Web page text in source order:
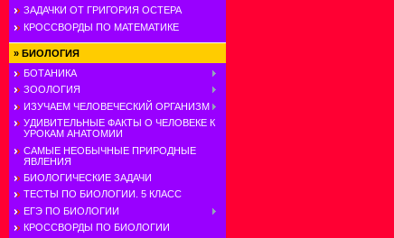
ЗАДАЧКИ ОТ ГРИГОРИЯ ОСТЕРА
КРОССВОРДЫ ПО МАТЕМАТИКЕ
» БИОЛОГИЯ
БОТАНИКА
ЗООЛОГИЯ
ИЗУЧАЕМ ЧЕЛОВЕЧЕСКИЙ ОРГАНИЗМ
УДИВИТЕЛЬНЫЕ ФАКТЫ О ЧЕЛОВЕКЕ К
УРОКАМ АНАТОМИИ
САМЫЕ НЕОБЫЧНЫЕ ПРИРОДНЫЕ
ЯВЛЕНИЯ
БИОЛОГИЧЕСКИЕ ЗАДАЧИ
ТЕСТЫ ПО БИОЛОГИИ. 5 КЛАСС
ЕГЭ ПО БИОЛОГИИ
КРОССВОРДЫ ПО БИОЛОГИИ